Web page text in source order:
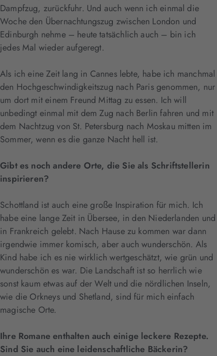
Dampfzug, zurückfuhr. Und auch wenn ich einmal die
Woche den Übernachtungszug zwischen London und
Edinburgh nehme – heute tatsächlich auch – bin ich
jedes Mal wieder aufgeregt.
Als ich eine Zeit lang in Cannes lebte, habe ich manchmal
den Hochgeschwindigkeitszug nach Paris genommen, nur
um dort mit einem Freund Mittag zu essen. Ich will
unbedingt einmal mit dem Zug nach Berlin fahren und mit
dem Nachtzug von St. Petersburg nach Moskau mitten im
Sommer, wenn es die ganze Nacht hell ist.
Gibt es noch andere Orte, die Sie als Schriftstellerin
inspirieren?
Schottland ist auch eine große Inspiration für mich. Ich
habe eine lange Zeit in Übersee, in den Niederlanden und
in Frankreich gelebt. Nach Hause zu kommen war dann
irgendwie immer komisch, aber auch wunderschön. Als
Kind habe ich es nie wirklich wertgeschätzt, wie grün und
wunderschön es war. Die Landschaft ist so herrlich wie
sonst kaum etwas auf der Welt und die nördlichen Inseln,
wie die Orkneys und Shetland, sind für mich einfach
magische Orte.
Ihre Romane enthalten auch einige leckere Rezepte.
Sind Sie auch eine leidenschaftliche Bäckerin?